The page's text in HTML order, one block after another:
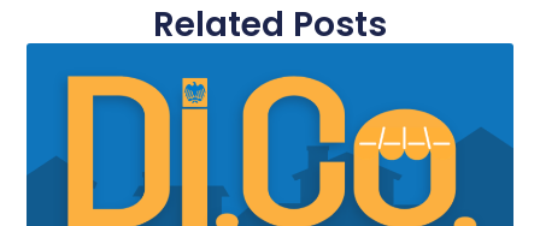
Related Posts